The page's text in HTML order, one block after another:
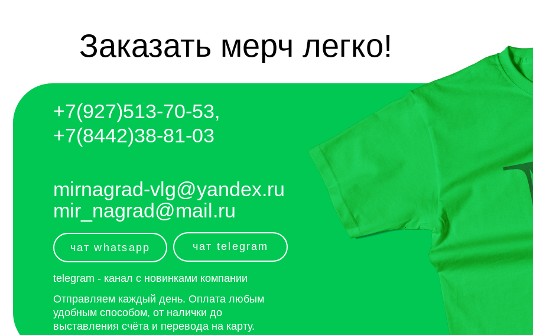
Отправляем каждый день. Оплата любым
удобным способом, от налички до
выставления счёта и перевода на карту.
+7(8442)38-81-03
чат telegram
чат whatsapp
mirnagrad-vlg@yandex.ru
mir_nagrad@mail.ru